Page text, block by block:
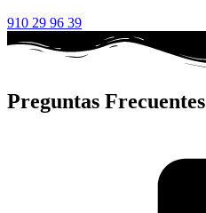
910 29 96 39
Preguntas Frecuentes